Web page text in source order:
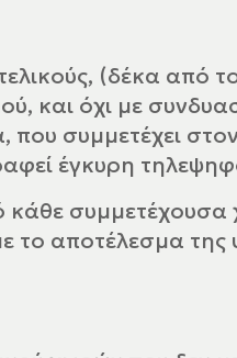
(δέκα από
και όχι με
συμμετέχει
έγκυρη
κάθε συμμετέχουσα
το αποτέλεσμα της